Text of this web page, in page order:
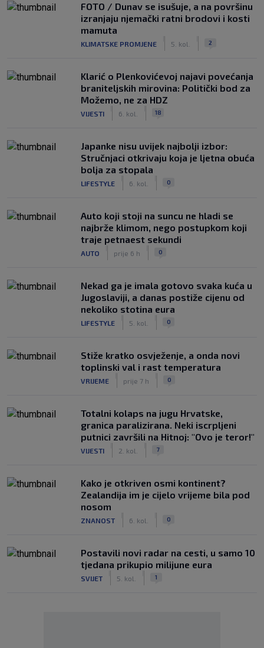
FOTO / Dunav se isušuje, a na površinu
izranjaju njemački ratni brodovi i kosti
mamuta
KLIMATSKE PROMJENE 5. kol. 2
Klarić o Plenkovićevoj najavi povećanja
braniteljskih mirovina: Politički bod za
Možemo, ne za HDZ
VIJESTI 6. kol. 18
Japanke nisu uvijek najbolji izbor:
Stručnjaci otkrivaju koja je ljetna obuća
bolja za stopala
LIFESTYLE 6. kol. 0
Auto koji stoji na suncu ne hladi se
najbrže klimom, nego postupkom koji
traje petnaest sekundi
AUTO prije 6 h 0
Nekad ga je imala gotovo svaka kuća u
Jugoslaviji, a danas postiže cijenu od
nekoliko stotina eura
LIFESTYLE 5. kol. 0
Stiže kratko osvježenje, a onda novi
toplinski val i rast temperatura
VRIJEME prije 7 h 0
Totalni kolaps na jugu Hrvatske,
granica paralizirana. Neki iscrpljeni
putnici završili na Hitnoj: "Ovo je teror!"
VIJESTI 2. kol. 7
Kako je otkriven osmi kontinent?
Zealandija im je cijelo vrijeme bila pod
nosom
ZNANOST 6. kol. 0
Postavili novi radar na cesti, u samo 10
tjedana prikupio milijune eura
SVIJET 5. kol. 1